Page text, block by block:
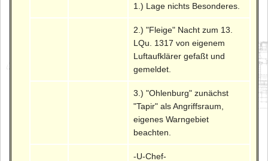
1.) Lage nichts Besonderes.
2.) "Fleige" Nacht zum 13.
LQu. 1317 von eigenem
Luftaufklärer gefaßt und
gemeldet.
3.) "Ohlenburg" zunächst
"Tapir" als Angriffsraum,
eigenes Warngebiet
beachten.
-U-Chef-